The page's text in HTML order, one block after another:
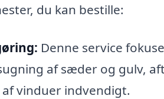
du kan bestille:
Denne service
af sæder og gulv,
vinduer indvendigt.